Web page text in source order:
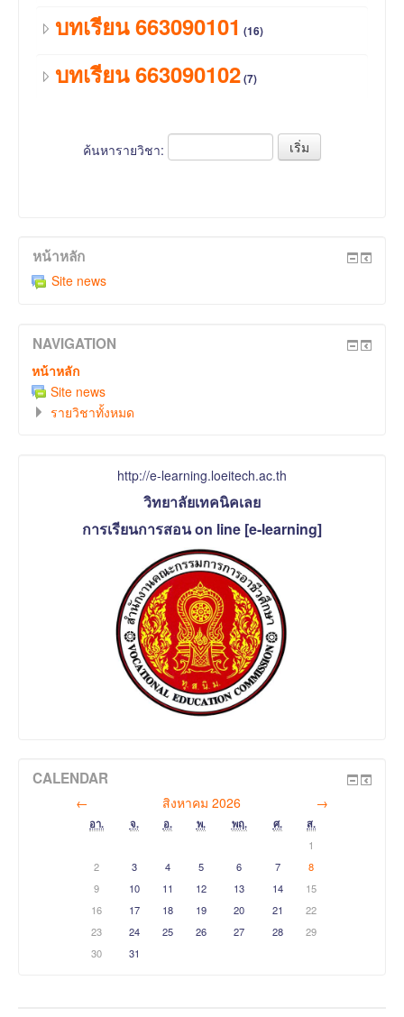
บทเรียน 663090101 (16)
บทเรียน 663090102(7)
ค้นหารายวิชา:
หน้าหลัก
Site news
NAVIGATION
หน้าหลัก
Site news
รายวิชาทั้งหมด
http://e-learning.loeitech.ac.th
วิทยาลัยเทคนิคเลย
การเรียนการสอน on line [e-learning]
CALENDAR
← สิงหาคม 2026 →
อา. จ. อ. พ. พฤ. ศ.
ส.
1
2
3 4 5 6 7
8
9
10 11 12 13 14
15
16
17 18 19 20 21
22
23
24 25 26 27 28
29
30
31